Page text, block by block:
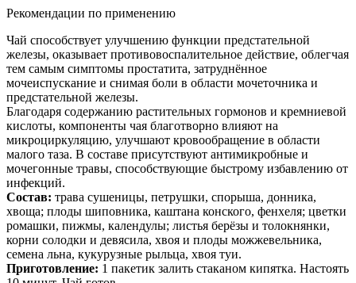
Рекомендации по применению
Чай способствует улучшению функции предстательной
железы, оказывает противовоспалительное действие, облегчая
тем самым симптомы простатита, затруднённое
мочеиспускание и снимая боли в области мочеточника и
предстательной железы.
Благодаря содержанию растительных гормонов и кремниевой
кислоты, компоненты чая благотворно влияют на
микроциркуляцию, улучшают кровообращение в области
малого таза. В составе присутствуют антимикробные и
мочегонные травы, способствующие быстрому избавлению от
инфекций.
Состав: трава сушеницы, петрушки, спорыша, донника,
хвоща; плоды шиповника, каштана конского, фенхеля; цветки
ромашки, пижмы, календулы; листья берёзы и толокнянки,
корни солодки и девясила, хвоя и плоды можжевельника,
семена льна, кукурузные рыльца, хвоя туи.
Приготовление: 1 пакетик залить стаканом кипятка. Настоять